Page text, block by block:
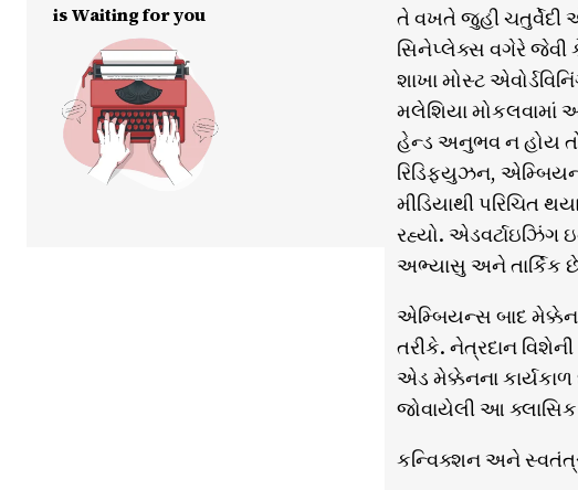
is Waiting for you
તે વખતે જુહી ચતુર્વેદી
સિનેપ્લેક્સ વગેરે જેવી
શાખા મોસ્ટ
મલેશિયા
હેન્ડ અનુભવ ન હોય
રિડિફ્યુઝન,
મીડિયાથી પરિચિત
રહ્યો. એડવર્ટાઇઝિંગ
અભ્યાસુ અને તાર્કિક
એમ્બિયન્સ બાદ
તરીકે. નેત્રદાન
એડ મેક્કેનના
જોવાયેલી આ
કન્વિક્શન અને